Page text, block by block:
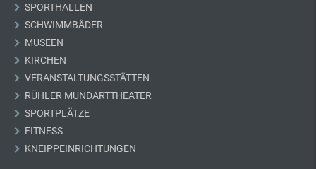
SPORTHALLEN
SCHWIMMBÄDER
MUSEEN
KIRCHEN
VERANSTALTUNGSSTÄTTEN
RÜHLER MUNDARTTHEATER
SPORTPLÄTZE
FITNESS
KNEIPPEINRICHTUNGEN